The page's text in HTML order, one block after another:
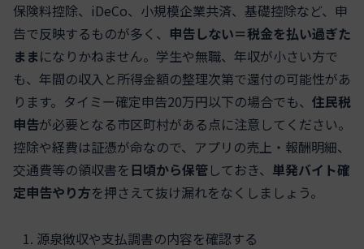
保険料控除、iDeCo、小規模企業共済、基礎控除など、申
告で反映するものが多く、 申告しない＝税金を払い過ぎた
ままになりかねません。学生や無職、年収が小さい方で
も、年間の収入と所得金額の整理次第で還付の可能性があ
ります。タイミー確定申告20万円以下の場合でも、 住民税
申告が必要となる市区町村がある点に注意してください。
控除や経費は証憑が命なので、アプリの売上・報酬明細、
交通費等の領収書を 日頃から保管しておき、 単発バイト確
定申告やり方を押さえて抜け漏れをなくしましょう。
源泉徴収や支払調書の内容を確認する